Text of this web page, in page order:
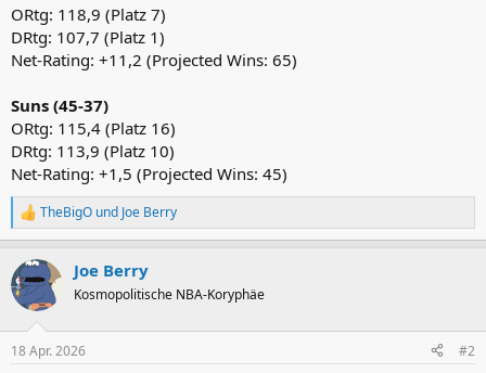
ORtg: 118,9 (Platz 7)
DRtg: 107,7 (Platz 1)
Net-Rating: +11,2 (Projected Wins: 65)
Suns (45-37)
ORtg: 115,4 (Platz 16)
DRtg: 113,9 (Platz 10)
Net-Rating: +1,5 (Projected Wins: 45)
R
e
k
t
i
e
TheBigO und Joe Berry
Joe Berry
Kosmopolitische NBA-Koryphäe
18 Apr. 2026 #2